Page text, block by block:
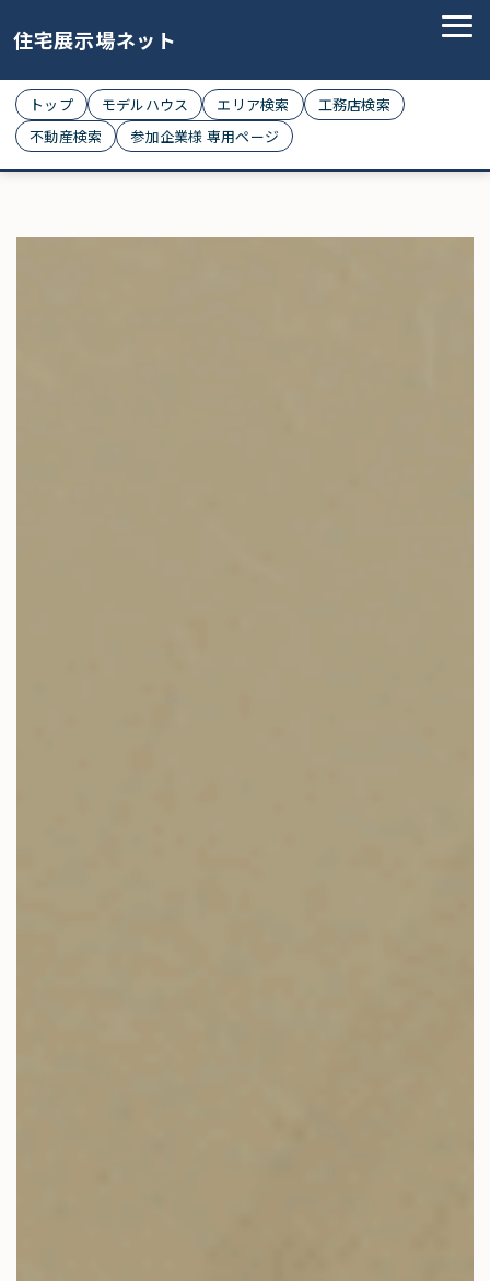
住宅展示場ネット
トップ モデルハウス エリア検索
工務店検索
不動産検索
参加企業様 専用ページ